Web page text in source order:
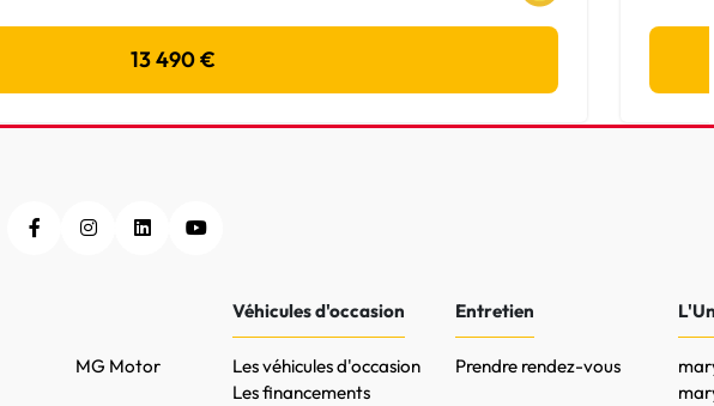
13 490 €
MG Motor
Véhicules d'occasion
Les véhicules d'occasion
Les financements
Entretien
Prendre rendez-vous